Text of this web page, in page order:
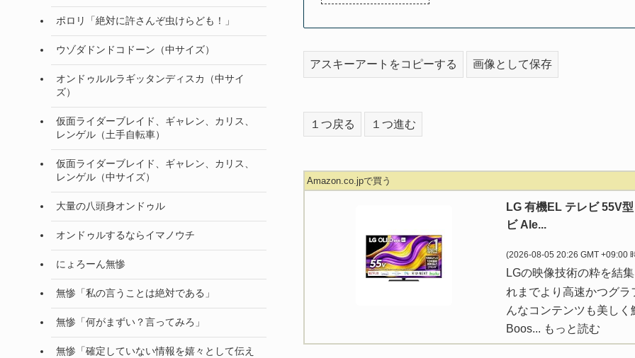
アスキーアートをコピーする 画像として保存
１つ戻る １つ進む
Amazon.co.jpで買う
LG 有機EL テレビ 55V
ビ Ale...
(2026-08-05 20:26 GMT +09:00
LGの映像技術の粋を結
れまでより高速かつグ
んなコンテンツも美し
Boos... もっと読む
ポロリ「絶対に許さんぞ虫けらども！」
ウゾダドンドコドーン（中サイズ）
オンドゥルルラギッタンディスカ（中サイ
ズ）
仮面ライダーブレイド、ギャレン、カリス、
レンゲル（土手自転車）
仮面ライダーブレイド、ギャレン、カリス、
レンゲル（中サイズ）
大量の八頭身オンドゥル
オンドゥルするならイマノウチ
にょろーん無惨
無惨「私の言うことは絶対である」
無惨「何がまずい？言ってみろ」
無惨「確定していない情報を嬉々として伝え